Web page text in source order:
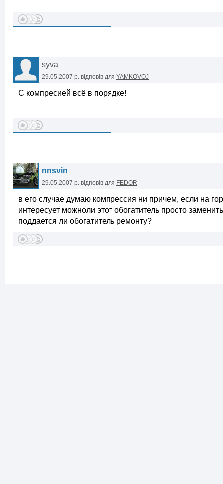
syva
29.05.2007 р. відповів для YAMKOVOJ
С компресией всё в порядке!
nnsvin
29.05.2007 р. відповів для FEDOR
в его случае думаю компрессия ни причем, если на
интересует можноли этот обогатитель просто
поддается ли обогатитель ремонту?